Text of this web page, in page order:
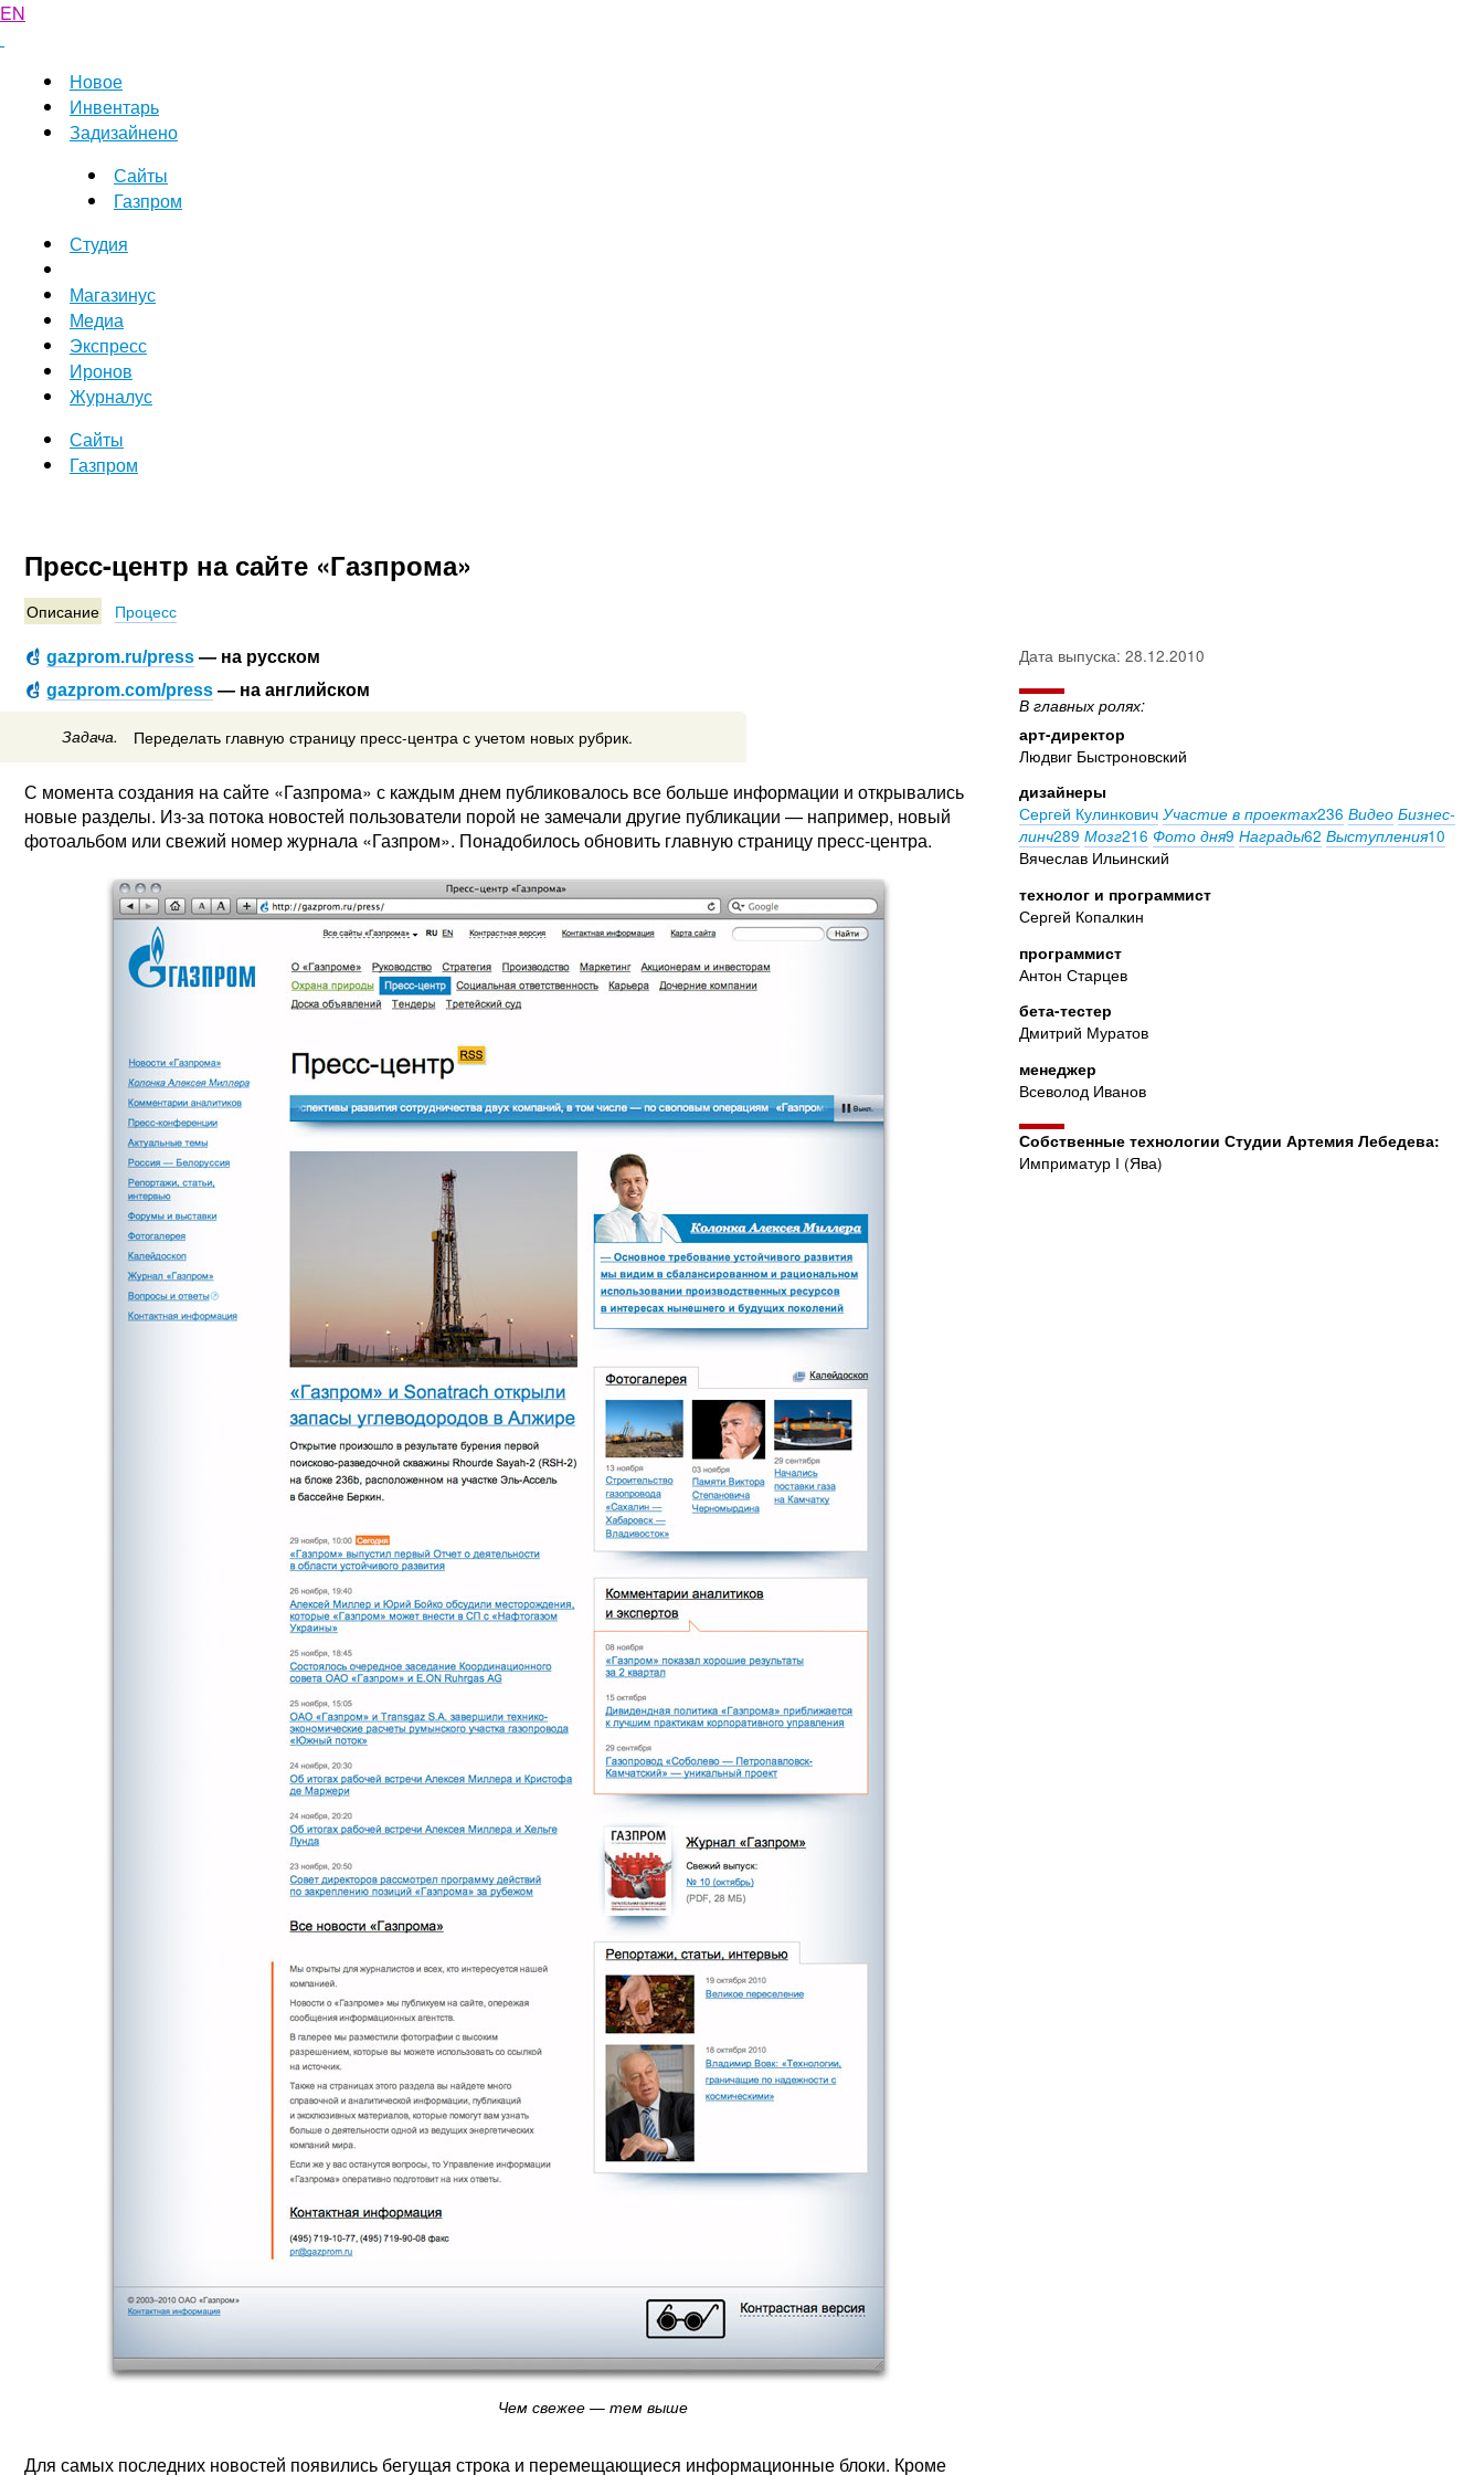
EN
Новое
Инвентарь
Задизайнено
Сайты
Газпром
Студия
Магазинус
Медиа
Экспресс
Иронов
Журналус
Сайты
Газпром
Пресс-центр на сайте «Газпрома»
Описание Процесс
gazprom.ru/press — на русском
gazprom.com/press — на английском
Задача. Переделать главную страницу пресс-центра с учетом новых рубрик.
С момента создания на сайте «Газпрома» с каждым днем публиковалось все больше информации и открывались
новые разделы. Из-за потока новостей пользователи порой не замечали другие публикации — например, новый
фотоальбом или свежий номер журнала «Газпром». Понадобилось обновить главную страницу пресс-центра.
Чем свежее — тем выше
Для самых последних новостей появились бегущая строка и перемещающиеся информационные блоки. Кроме
Дата выпуска: 28.12.2010
В главных ролях:
арт-директор
Людвиг Быстроновский
дизайнеры
Сергей Кулинкович Участие в проектах236 Видео Бизнес-
линч289 Мозг216 Фото дня9 Награды62 Выступления10
Вячеслав Ильинский
технолог и программист
Сергей Копалкин
программист
Антон Старцев
бета-тестер
Дмитрий Муратов
менеджер
Всеволод Иванов
Собственные технологии Студии Артемия Лебедева:
Имприматур I (Ява)